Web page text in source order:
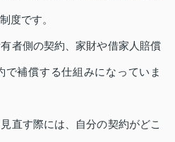
度です。
者側の契約、家財や借家人賠償
補償する仕組みになっていま
直す際には、自分の契約がどこ